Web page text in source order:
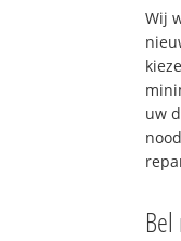
Wij
uw